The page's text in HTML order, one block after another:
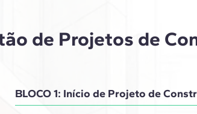
de Projetos de
BLOCO 1: Início de Projeto de